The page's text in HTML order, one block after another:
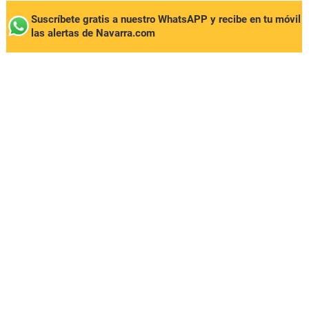
Suscríbete gratis a nuestro WhatsAPP y recibe en tu móvil
las alertas de Navarra.com